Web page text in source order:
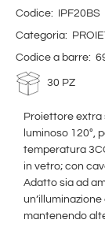
Codice: IPF20BS
Categoria:
Codice a barre:
30 PZ
Proiettore extra
luminoso 120°,
temperatura
in vetro; con
Adatto sia ad
mantenendo